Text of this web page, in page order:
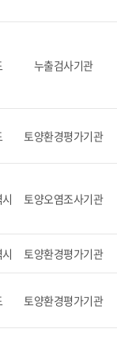
누출검사기관
토양환경평가기관
토양오염조사기관
토양환경평가기관
토양환경평가기관